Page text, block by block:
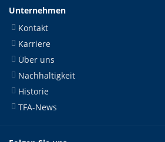
Unternehmen
Kontakt
Karriere
Über uns
Nachhaltigkeit
Historie
TFA-News